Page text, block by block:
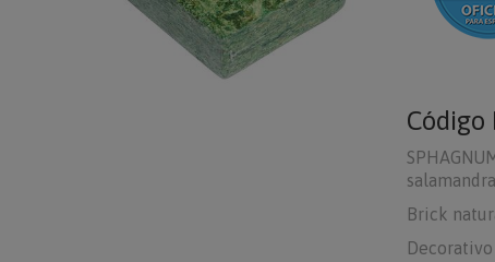
Código
Brick